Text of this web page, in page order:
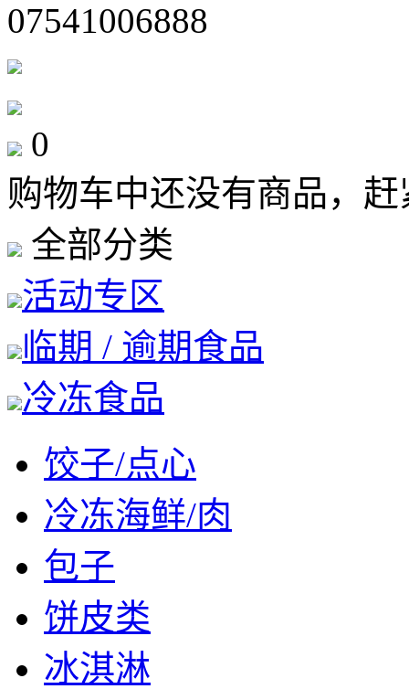
07541006888
0
购物车中还没有商品，
全部分类
活动专区
临期 / 逾期食品
冷冻食品
饺子/点心
冷冻海鲜/肉
包子
饼皮类
冰淇淋